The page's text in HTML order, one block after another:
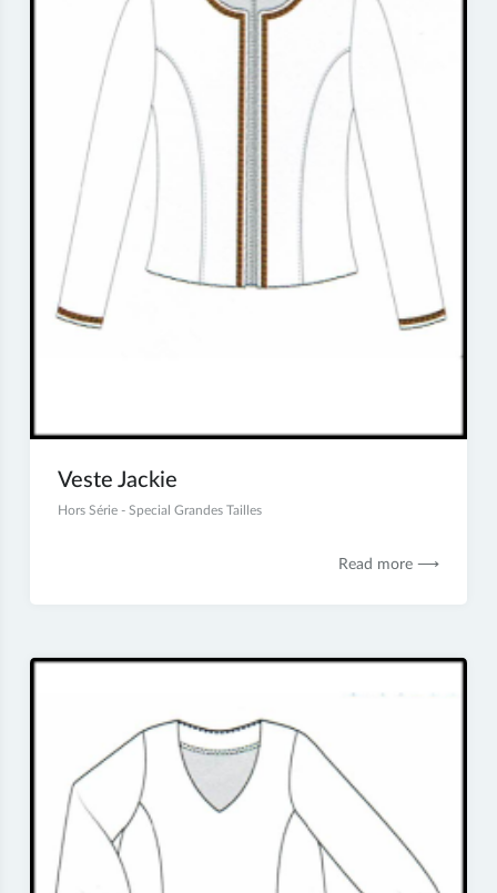
Veste Jackie
9
Hors Série - Special Grandes Tailles
Read more ⟶